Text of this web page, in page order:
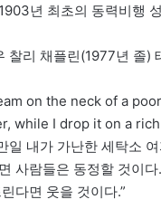
년 최초의 동력비행
찰리 채플린(1977년 졸)
on the neck of a
while I drop it on a rich
일 내가 가난한 세탁소
사람들은 동정할 것이
다면 웃을 것이다.”